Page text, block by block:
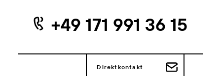
+49 171 991 36 15
Direktkontakt